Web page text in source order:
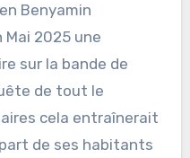
Benyamin
Mai 2025 une
sur la bande de
de tout le
cela entraînerait
de ses habitants